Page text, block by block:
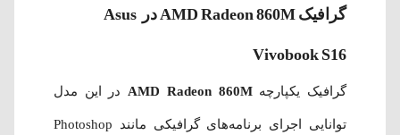
گرافیک AMD Radeon 860M در Asus
Vivobook S16
گرافیک یکپارچهAMD Radeon 860M در این مدل
توانایی اجرای برنامه‌های گرافیکی مانند Photoshop